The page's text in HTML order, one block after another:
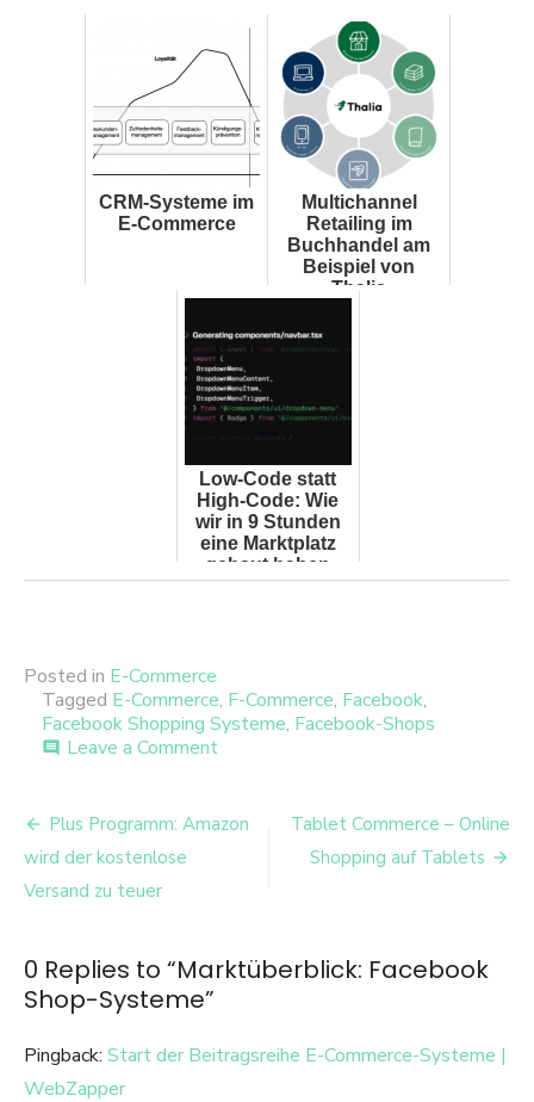
CRM-Systeme im
E-Commerce
Multichannel
Retailing im
Buchhandel am
Beispiel von
Thalia
Low-Code statt
High-Code: Wie
wir in 9 Stunden
eine Marktplatz
gebaut haben
Posted in E-Commerce
Tagged E-Commerce, F-Commerce, Facebook,
Facebook Shopping Systeme, Facebook-Shops
comment Leave a Commenton
Shop-
Beitrags-
Navigation
Plus Programm: Amazon
wird der kostenlose
Versand zu teuer
Tablet Commerce – Online
Shopping auf Tablets
0 Replies to “Marktüberblick: Facebook
Shop-Systeme”
Pingback: Start der Beitragsreihe E-Commerce-Systeme |
WebZapper